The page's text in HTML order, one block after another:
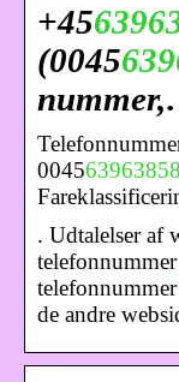
+45
(0045
004563963858
. Udtalelser af
telefonnummer
de andre